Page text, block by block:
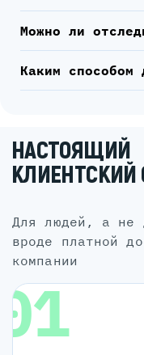
Можно ли
Каким способом
НАСТОЯЩИЙ
КЛИЕНТСКИЙ
для людей, а не для галочки: без мелочей
вроде платной
компании